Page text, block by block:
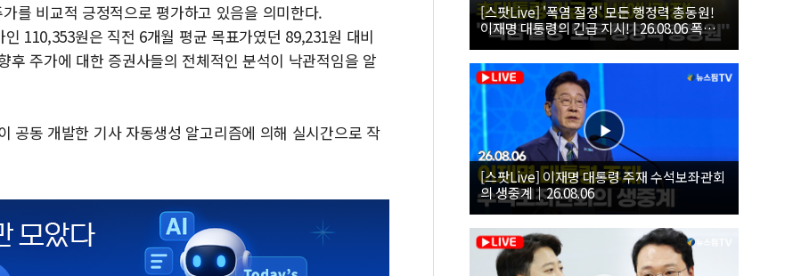
를 비교적 긍정적으로 평가하고 있음을 의미한다.
110,353원은 직전 6개월 평균 목표가였던 89,231원 대비
주가에 대한 증권사들의 전체적인 분석이 낙관적임을 알
공동 개발한 기사 자동생성 알고리즘에 의해 실시간으로 작
[스팟Live] '폭염 절정' 모든 행정력 총동원!
이재명 대통령의 긴급 지시! | 26.08.06 폭염•
가뭄 대처상황 점검회의
[스팟Live] 이재명 대통령 주재 수석보좌관회
의 생중계｜26.08.06